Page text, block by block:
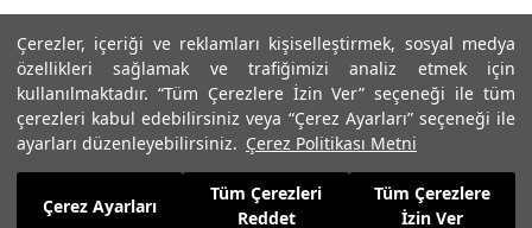
Çerezler, içeriği ve reklamları kişiselleştirmek, sosyal medya
özellikleri sağlamak ve trafiğimizi analiz etmek için
kullanılmaktadır. “Tüm Çerezlere İzin Ver” seçeneği ile tüm
çerezleri kabul edebilirsiniz veya “Çerez Ayarları” seçeneği ile
ayarları düzenleyebilirsiniz. Çerez Politikası Metni
Çerez Ayarları
Tüm Çerezleri
Reddet
Tüm Çerezlere
İzin Ver
2.339,99TL
Sepete Ekle
© 2025 Roman® Tüm Hakları Saklıdır, İzinsiz kullanılamaz